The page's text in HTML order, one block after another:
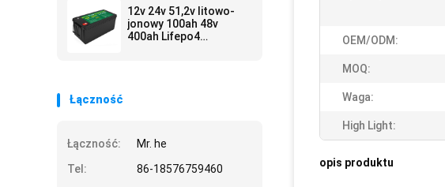
12v 24v 51,2v litowo-
jonowy 100ah 48v
400ah Lifepo4
Łączność
Łączność:
Mr. he
Tel:
86-18576759460
OEM/ODM:
MOQ:
Waga:
High Light:
opis produktu